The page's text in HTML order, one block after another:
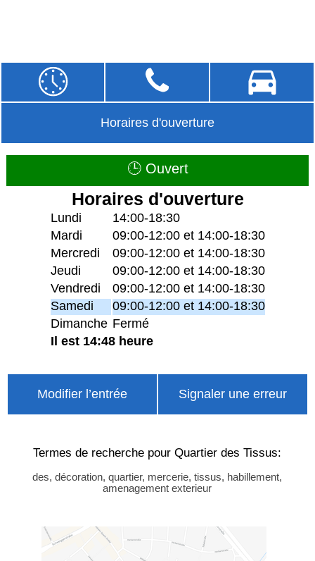
Horaires d'ouverture
🕒 Ouvert
Horaires d'ouverture
Lundi
14:00-18:30
Mardi
09:00-12:00 et 14:00-18:30
Mercredi
09:00-12:00 et 14:00-18:30
Jeudi
09:00-12:00 et 14:00-18:30
Vendredi
09:00-12:00 et 14:00-18:30
Samedi
09:00-12:00 et 14:00-18:30
Dimanche Fermé
Il est 14:48 heure
Modifier l’entrée Signaler une erreur
Termes de recherche pour Quartier des Tissus:
des, décoration, quartier, mercerie, tissus, habillement,
amenagement exterieur